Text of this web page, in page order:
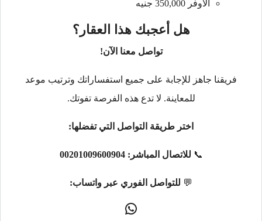
الاوفر 350,000 جنيه
هل أعجبك هذا العقار؟
تواصل معنا الآن!
فريقنا جاهز للإجابة على جميع استفساراتك وترتيب موعد
للمعاينة. لا تدع هذه الفرصة تفوتك.
اختر طريقة التواصل التي تفضلها:
📞 للاتصال المباشر: 00201009600904
💬 للتواصل الفوري عبر واتساب: